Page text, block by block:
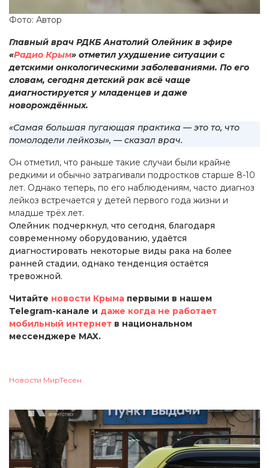
Фото: Автор
Главный врач РДКБ Анатолий Олейник в эфире
«Радио Крым» отметил ухудшение ситуации с
детскими онкологическими заболеваниями. По его
словам, сегодня детский рак всё чаще
диагностируется у младенцев и даже
новорождённых.
«Самая большая пугающая практика — это то, что
помолодели лейкозы», — сказал врач.
Он отметил, что раньше такие случаи были крайне
редкими и обычно затрагивали подростков старше 8-10
лет. Однако теперь, по его наблюдениям, часто диагноз
лейкоз встречается у детей первого года жизни и
младше трёх лет.
Олейник подчеркнул, что сегодня, благодаря
современному оборудованию, удаётся
диагностировать некоторые виды рака на более
ранней стадии, однако тенденция остаётся
тревожной.
Читайте новости Крыма первыми в нашем
Telegram-канале и даже когда не работает
мобильный интернет в национальном
мессенджере MAX.
Новости МирТесен